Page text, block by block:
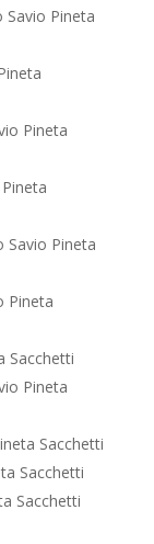
Savio Pineta
Pineta
Savio Pineta
Pineta
Sacchetti
Pineta
Sacchetti
Sacchetti
Sacchetti